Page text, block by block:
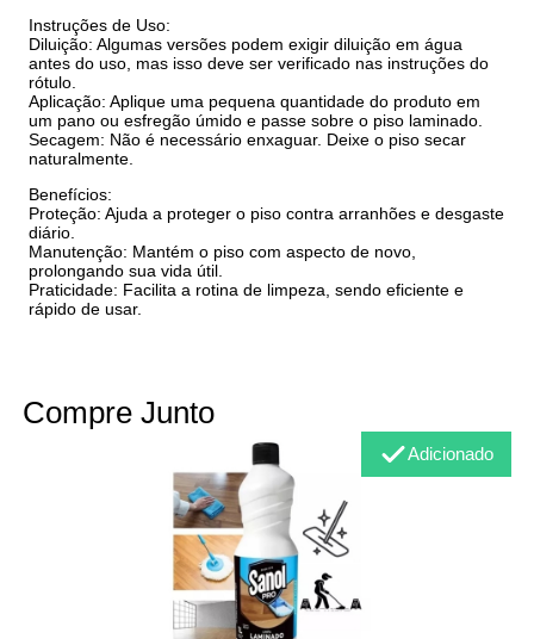
Instruções de Uso:
Diluição: Algumas versões podem exigir diluição em água
antes do uso, mas isso deve ser verificado nas instruções do
rótulo.
Aplicação: Aplique uma pequena quantidade do produto em
um pano ou esfregão úmido e passe sobre o piso laminado.
Secagem: Não é necessário enxaguar. Deixe o piso secar
naturalmente.
Benefícios:
Proteção: Ajuda a proteger o piso contra arranhões e desgaste
diário.
Manutenção: Mantém o piso com aspecto de novo,
prolongando sua vida útil.
Praticidade: Facilita a rotina de limpeza, sendo eficiente e
rápido de usar.
Compre Junto
Adicionado